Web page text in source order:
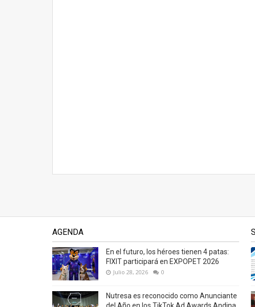
AGENDA
En el futuro, los héroes tienen 4 patas:
FIXIT participará en EXPOPET 2026
Julio 28, 2026 0
Nutresa es reconocido como Anunciante